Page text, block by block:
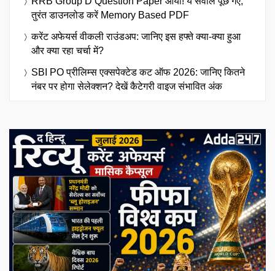
तुरंत डाउनलोड करें Memory Based PDF
करेंट अफेयर्स वीकली राउंडअप: जानिए इस हफ्ते क्या-क्या हुआ
और क्या रहा चर्चा में?
SBI PO प्रीलिम्स एक्सपेक्टेड कट ऑफ 2026: जानिए कितने
नंबर पर होगा सेलेक्शन? देखें कैटेगरी वाइज संभावित अंक